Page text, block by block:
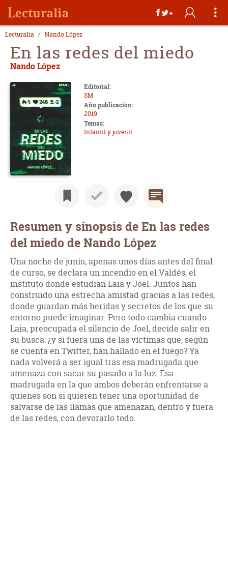
Lecturalia Nando López
En las redes del miedo
Nando López
Editorial:
SM
Año publicación:
2019
Temas:
Infantil y juvenil
Resumen y sinopsis de En las redes
del miedo de Nando López
Una noche de junio, apenas unos días antes del final
de curso, se declara un incendio en el Valdés, el
instituto donde estudian Laia y Joel. Juntos han
construido una estrecha amistad gracias a las redes,
donde guardan más heridas y secretos de los que su
entorno puede imaginar. Pero todo cambia cuando
Laia, preocupada el silencio de Joel, decide salir en
su busca: ¿y si fuera una de las víctimas que, según
se cuenta en Twitter, han hallado en el fuego? Ya
nada volverá a ser igual tras esa madrugada que
amenaza con sacar su pasado a la luz. Esa
madrugada en la que ambos deberán enfrentarse a
quienes son si quieren tener una oportunidad de
salvarse de las llamas que amenazan, dentro y fuera
de las redes, con devorarlo todo.